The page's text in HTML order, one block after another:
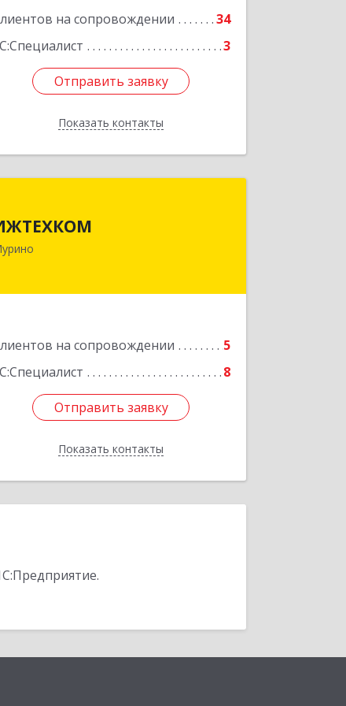
на сопровождении
34
3
Отправить заявку
Показать контакты
Отправить заявку
Назад
на сопровождении
5
8
Отправить заявку
Показать контакты
Отправить заявку
Назад